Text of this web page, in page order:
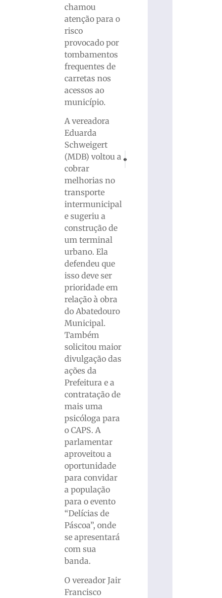
chamou
atenção para o
risco
provocado por
tombamentos
frequentes de
carretas nos
acessos ao
município.
A vereadora
Eduarda
Schweigert
(MDB) voltou a
cobrar
melhorias no
transporte
intermunicipal
e sugeriu a
construção de
um terminal
urbano. Ela
defendeu que
isso deve ser
prioridade em
relação à obra
do Abatedouro
Municipal.
Também
solicitou maior
divulgação das
ações da
Prefeitura e a
contratação de
mais uma
psicóloga para
o CAPS. A
parlamentar
aproveitou a
oportunidade
para convidar
a população
para o evento
“Delícias de
Páscoa”, onde
se apresentará
com sua
banda.
O vereador Jair
Francisco
PRÓXIMO